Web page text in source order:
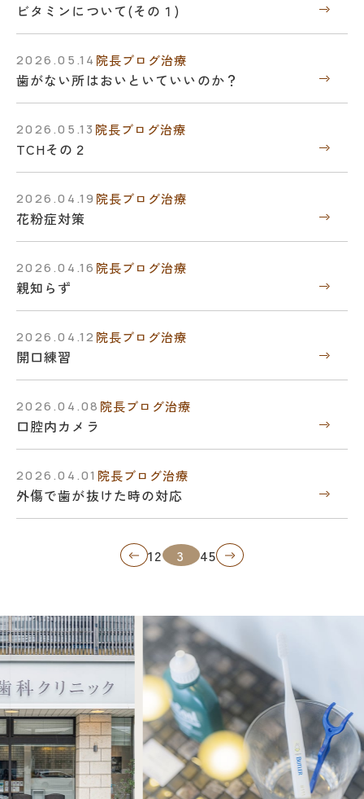
ビタミンについて(その１)
2026.05.14 院長ブログ治療
歯がない所はおいといていいのか？
2026.05.13 院長ブログ治療
TCHその２
2026.04.19 院長ブログ治療
花粉症対策
2026.04.16 院長ブログ治療
親知らず
2026.04.12 院長ブログ治療
開口練習
2026.04.08 院長ブログ治療
口腔内カメラ
2026.04.01 院長ブログ治療
外傷で歯が抜けた時の対応
« 12 3 45 »